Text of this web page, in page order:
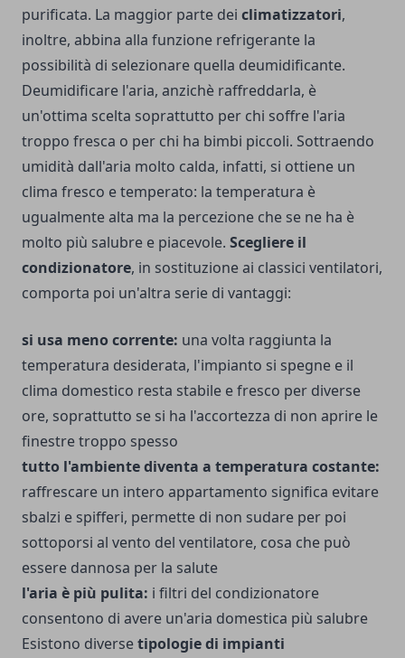
purificata. La maggior parte dei climatizzatori,
inoltre, abbina alla funzione refrigerante la
possibilità di selezionare quella deumidificante.
Deumidificare l'aria, anzichè raffreddarla, è
un'ottima scelta soprattutto per chi soffre l'aria
troppo fresca o per chi ha bimbi piccoli. Sottraendo
umidità dall'aria molto calda, infatti, si ottiene un
clima fresco e temperato: la temperatura è
ugualmente alta ma la percezione che se ne ha è
molto più salubre e piacevole. Scegliere il
condizionatore, in sostituzione ai classici ventilatori,
comporta poi un'altra serie di vantaggi:
si usa meno corrente: una volta raggiunta la
temperatura desiderata, l'impianto si spegne e il
clima domestico resta stabile e fresco per diverse
ore, soprattutto se si ha l'accortezza di non aprire le
finestre troppo spesso
tutto l'ambiente diventa a temperatura costante:
raffrescare un intero appartamento significa evitare
sbalzi e spifferi, permette di non sudare per poi
sottoporsi al vento del ventilatore, cosa che può
essere dannosa per la salute
l'aria è più pulita: i filtri del condizionatore
consentono di avere un'aria domestica più salubre
Esistono diversetipologie di impianti